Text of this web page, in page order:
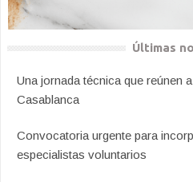
Últimas
Una jornada técnica que reúnen
Casablanca
Convocatoria urgente para
especialistas voluntarios